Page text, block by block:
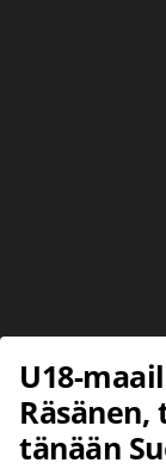
U18-
tänään